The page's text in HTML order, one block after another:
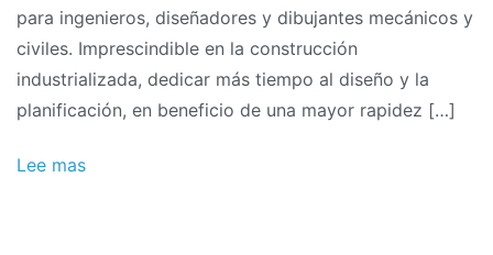
para ingenieros, diseñadores y dibujantes mecánicos y
civiles. Imprescindible en la construcción
industrializada, dedicar más tiempo al diseño y la
planificación, en beneficio de una mayor rapidez […]
Lee mas